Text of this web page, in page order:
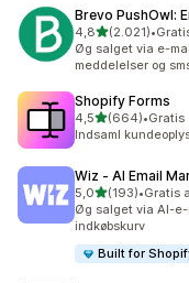
Brevo PushOwl:
4,8ud af 5 stjerner
(2.021)
2021 anmeldelser
•
Øg salget via e-
meddelelser og
Shopify Forms
4,5ud af 5 stjerner
(664)
664 anmeldelser i
•Gratis
Indsaml
Wiz ‑ AI Email
5,0ud af 5 stjerner
(193)
193 anmeldelser i
•Gratis
Øg salget via AI-
indkøbskurv
Built for